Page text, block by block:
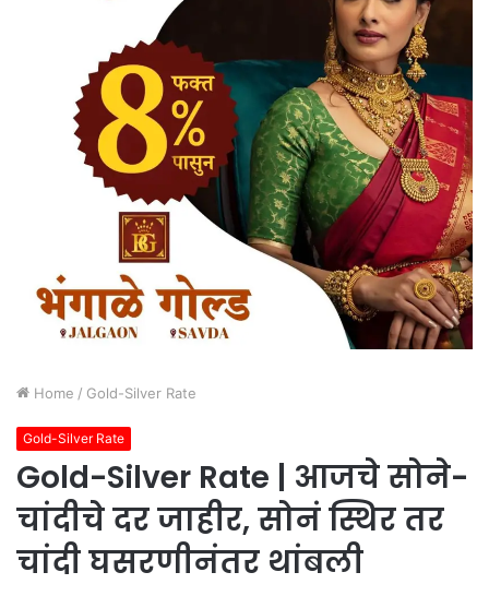
Home / Gold-Silver Rate
Gold-Silver Rate
Gold-Silver Rate | आजचे सोने-
चांदीचे दर जाहीर, सोनं स्थिर तर
चांदी घसरणीनंतर थांबली